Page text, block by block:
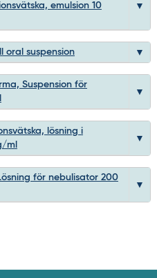
emulsion 10
oral suspension
Suspension för
lösning i
ml
för nebulisator 200